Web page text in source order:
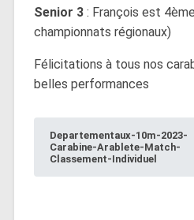
Senior 3 : François est
championnats régionaux)
Félicitations à tous nos
belles performances
Departementaux-10m-2023-
Carabine-Arablete-Match-
Classement-Individuel